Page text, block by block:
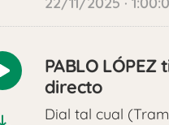
Reproducir
PABLO
directo
Dial tal cual